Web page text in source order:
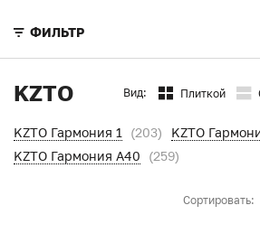
ФИЛЬТР
KZTO Вид: Плиткой
KZTO Гармония 1 (203) KZTO
KZTO Гармония А40
(259)
Сортировать: